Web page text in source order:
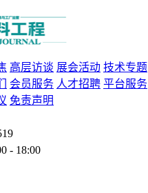
高层访谈 展会活动 技术专题
会员服务 人才招聘 平台服务
免责声明
- 18:00